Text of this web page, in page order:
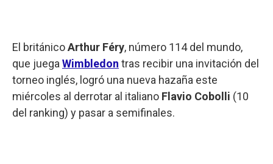
El británicoArthur Féry, número 114 del mundo,
que juega Wimbledon tras recibir una invitación del
torneo inglés, logró una nueva hazaña este
miércoles al derrotar al italiano Flavio Cobolli (10
del ranking) y pasar a semifinales.